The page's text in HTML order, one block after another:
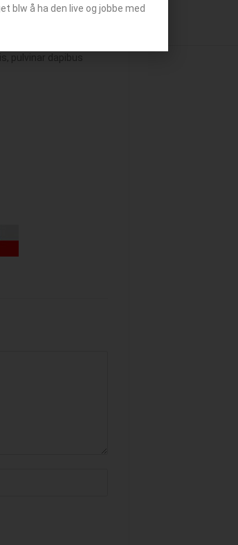
pulvinar dapibus
blw å ha den live og jobbe med